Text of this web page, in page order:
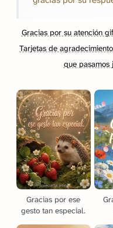
Gracias por su atención gif
Tarjetas de
que pasamos
Gracias por ese
gesto tan especial.